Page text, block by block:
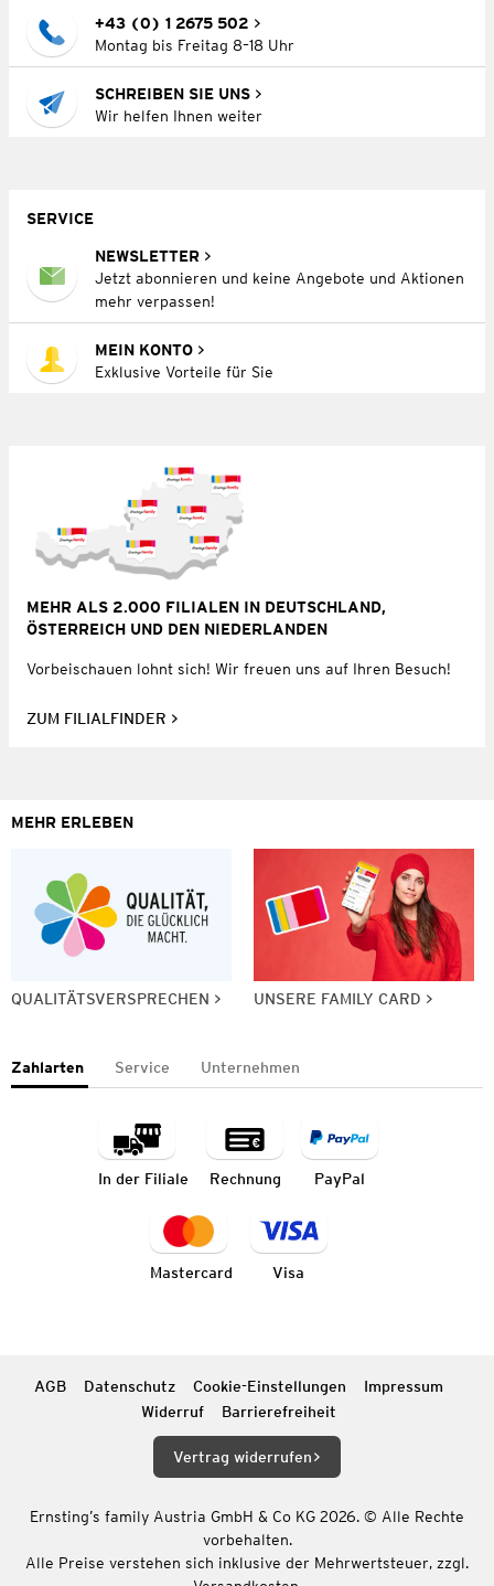
+43 (0) 1 2675 502
Montag bis Freitag 8–18 Uhr
SCHREIBEN SIE UNS
Wir helfen Ihnen weiter
SERVICE
NEWSLETTER
Jetzt abonnieren und keine Angebote und Aktionen
mehr verpassen!
MEIN KONTO
Exklusive Vorteile für Sie
MEHR ALS 2.000 FILIALEN IN DEUTSCHLAND,
ÖSTERREICH UND DEN NIEDERLANDEN
Vorbeischauen lohnt sich! Wir freuen uns auf Ihren Besuch!
ZUM FILIALFINDER
MEHR ERLEBEN
QUALITÄTSVERSPRECHEN UNSERE FAMILY CARD
Zahlarten Service Unternehmen
In der Filiale Rechnung PayPal
Mastercard Visa
AGB Datenschutz Cookie-Einstellungen
Impressum
Widerruf
Barrierefreiheit
Vertrag widerrufen
Ernsting’s family Austria GmbH & Co KG 2026. © Alle Rechte
vorbehalten.
Alle Preise verstehen sich inklusive der Mehrwertsteuer, zzgl.